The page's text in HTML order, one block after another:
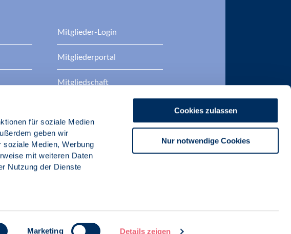
für soziale Medien
geben wir
Medien, Werbung
mit weiteren Daten
Nutzung der Dienste
Marketing Details zeigen
Cookies zulassen
Nur notwendige Cookies
Mitglieder-Login
Mitgliederportal
Mitgliedschaft
BDP Zertifizierungen